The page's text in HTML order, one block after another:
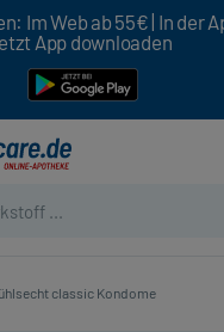
Im Web ab 55€ | In der
App downloaden
classic Kondome